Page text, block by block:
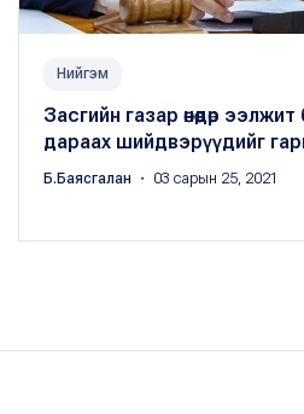
Нийгэм
Засгийн газар өнөөдөр
дараах шийдвэрүүдийг
Б.Баясгалан ・ 03 сарын 25, 2021